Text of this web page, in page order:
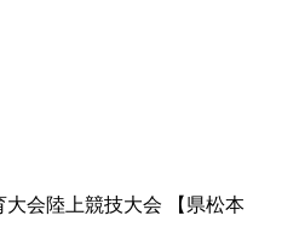
会陸上競技大会 【県松本